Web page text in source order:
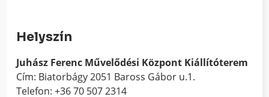
Helyszín
Juhász Ferenc Művelődési Központ Kiállítóterem
Cím: Biatorbágy 2051 Baross Gábor u.1.
Telefon: +36 70 507 2314